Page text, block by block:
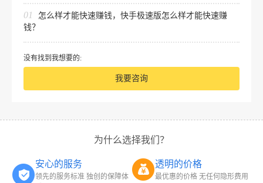
01
怎么样才能快速赚钱，快手极速版怎么样才能快速赚
钱？
没有找到我想要的:
我要咨询
为什么选择我们？
安心的服务
领先的服务标准 独创的保障体
透明的价格
最优惠的价格 无任何隐形费用